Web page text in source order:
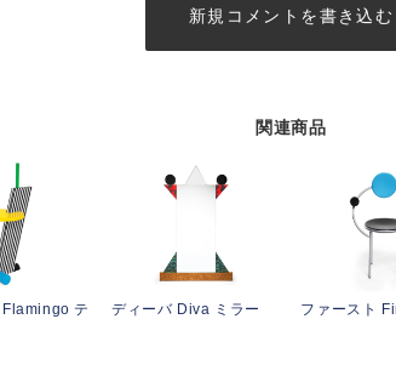
新規コメントを書き込む
関連商品
テ
ディーバ Diva ミラー ファースト